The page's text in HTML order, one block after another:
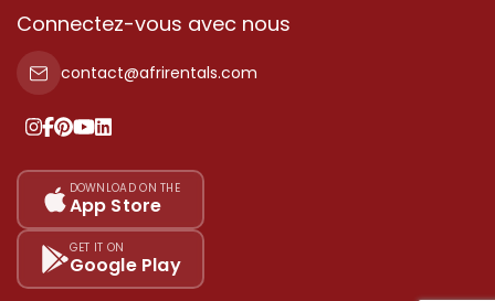
Conditions d'Utilisation
Politique de Confidentialité
Nos tarifs
Plan du site
Propriété
Propriété à vendre
Propriété à louer
Ajoutez votre témoignage
Connectez-vous avec nous
contact@afrirentals.com
DOWNLOAD ON THE
App Store
GET IT ON
Google Play